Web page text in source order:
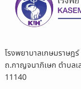
โรงพยาบาลเกษมราษฎ
ถ.กาญจนาภิเษก ตำบล
11140